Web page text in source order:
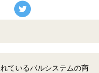
Facebookでシェアする
ているパルシステムの商